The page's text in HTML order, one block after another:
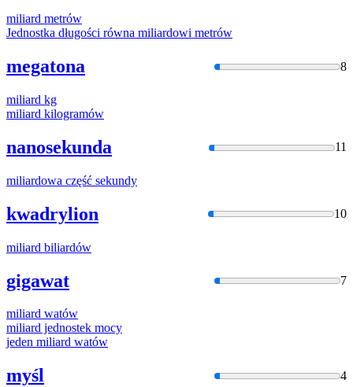
miliard metrów
Jednostka długości równa miliardowi metrów
megatona 8
miliard kg
miliard kilogramów
nanosekunda 11
miliardowa część sekundy
kwadrylion 10
miliard biliardów
gigawat 7
miliard watów
miliard jednostek mocy
jeden miliard watów
myśl 4